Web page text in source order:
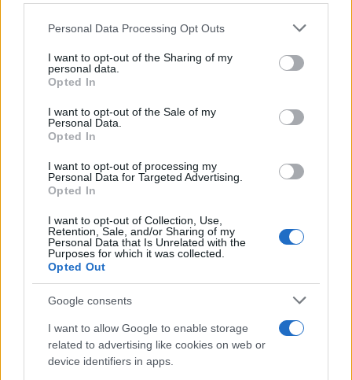
Please note that this website/app uses one or more Google
not limited to your visit or usage behaviour. You may click to
grant or deny consent to Google and its third-party tags to
use your data for below specified purposes in below Google
consent section.
Personal Data Processing Opt Outs
I want to opt-out of the Sharing of my
personal data.
Opted In
I want to opt-out of the Sale of my
Personal Data.
Opted In
I want to opt-out of processing my
Personal Data for Targeted Advertising.
Opted In
I want to opt-out of Collection, Use,
Retention, Sale, and/or Sharing of my
Personal Data that Is Unrelated with the
Purposes for which it was collected.
Opted Out
Google consents
I want to allow Google to enable storage
related to advertising like cookies on web or
device identifiers in apps.
Juventus Women inizia a Biella
Andrea Conforti · 5 Ago 2026
CAMPIONATI E COMPETIZIONI
Amichevole internazionale: il Napoli batte l’Osasuna 2-1 a
Castel di Sangro
Andrea Conforti · 5 Ago 2026